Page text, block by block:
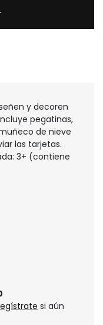
y decoren
pegatinas,
de nieve
las tarjetas.
3+ (contiene
si aún